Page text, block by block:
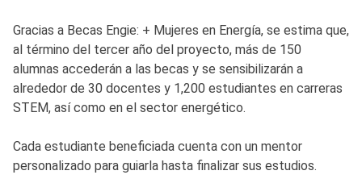
Gracias a Becas Engie: + Mujeres en Energía, se estima que,
al término del tercer año del proyecto, más de 150
alumnas accederán a las becas y se sensibilizarán a
alrededor de 30 docentes y 1,200 estudiantes en carreras
STEM, así como en el sector energético.
Cada estudiante beneficiada cuenta con un mentor
personalizado para guiarla hasta finalizar sus estudios.